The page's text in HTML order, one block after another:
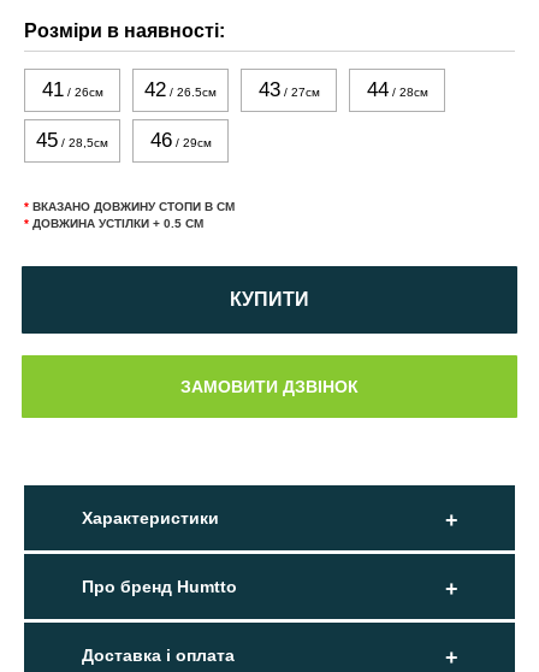
Розміри в наявності:
41/ 26см 42 / 26.5см 43/ 27см 44/ 28см
45 / 28,5см 46/ 29см
* ВКАЗАНО ДОВЖИНУ СТОПИ В СМ
* ДОВЖИНА УСТІЛКИ + 0.5 СМ
КУПИТИ
Характеристики
Про бренд Humtto
Доставка і оплата